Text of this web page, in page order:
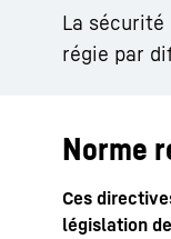
La sécurité
régie par
Norme
Ces
législation